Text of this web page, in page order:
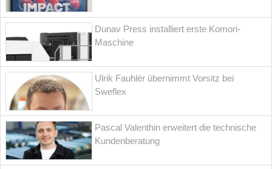
Dunav Press installiert erste Komori-
Maschine
Ulrik Fauhlér übernimmt Vorsitz bei
Sweflex
Pascal Valenthin erweitert die technische
Kundenberatung